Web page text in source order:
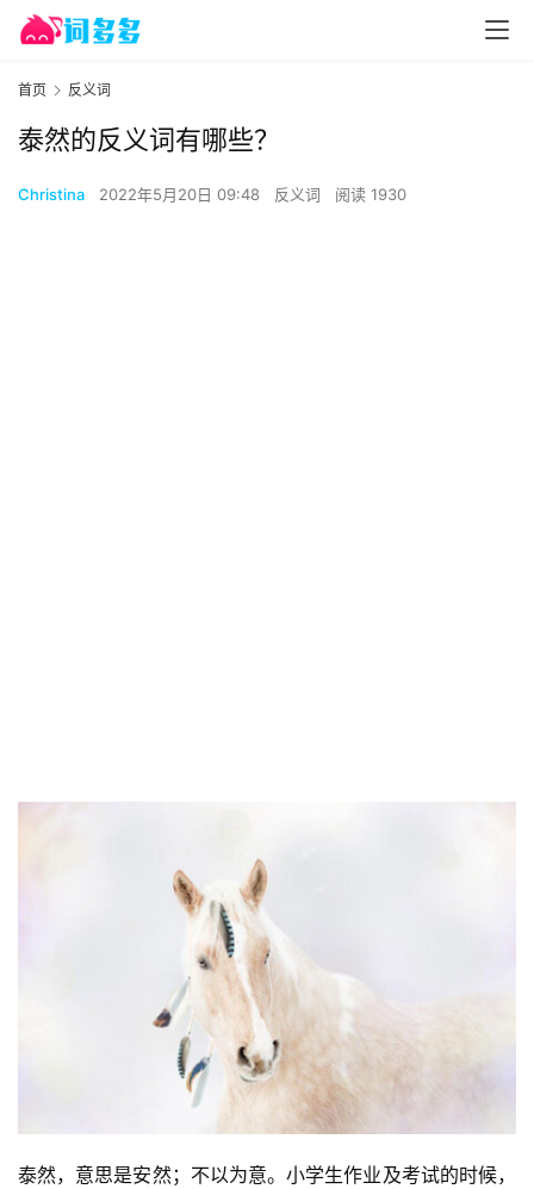
首页 反义词
泰然的反义词有哪些？
Christina 2022年5月20日 09:48 反义词 阅读 1930
泰然，意思是安然；不以为意。小学生作业及考试的时候，